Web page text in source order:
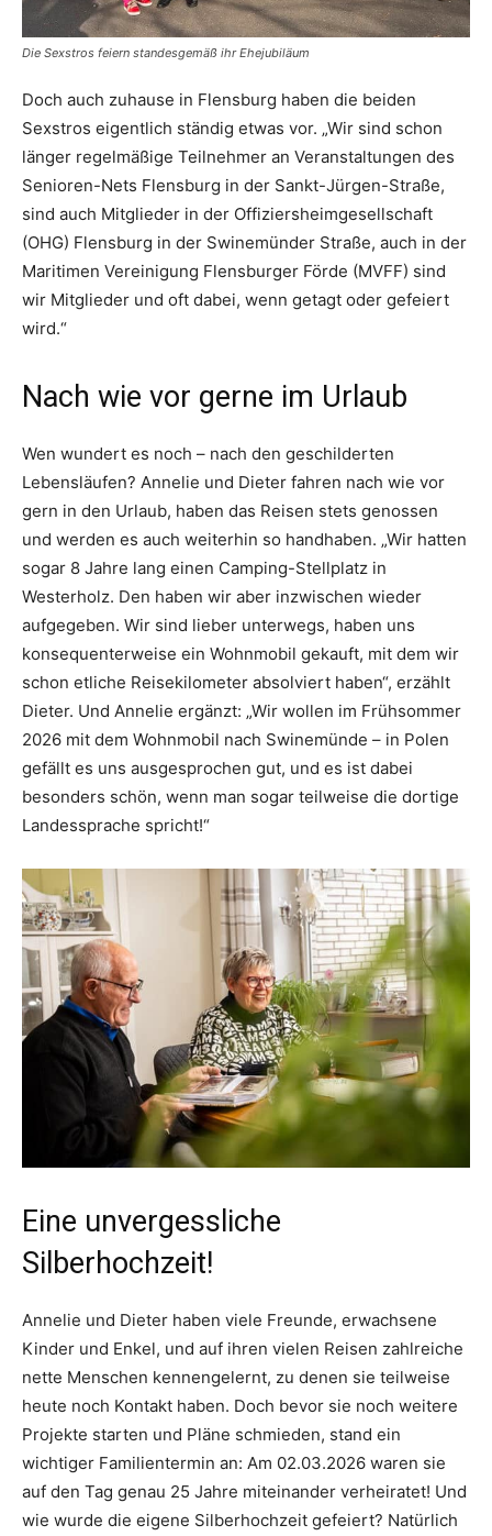
Die Sexstros feiern standesgemäß ihr Ehejubiläum
Doch auch zuhause in Flensburg haben die beiden
Sexstros eigentlich ständig etwas vor. „Wir sind schon
länger regelmäßige Teilnehmer an Veranstaltungen des
Senioren-Nets Flensburg in der Sankt-Jürgen-Straße,
sind auch Mitglieder in der Offiziersheimgesellschaft
(OHG) Flensburg in der Swinemünder Straße, auch in der
Maritimen Vereinigung Flensburger Förde (MVFF) sind
wir Mitglieder und oft dabei, wenn getagt oder gefeiert
wird.“
Nach wie vor gerne im Urlaub
Wen wundert es noch – nach den geschilderten
Lebensläufen? Annelie und Dieter fahren nach wie vor
gern in den Urlaub, haben das Reisen stets genossen
und werden es auch weiterhin so handhaben. „Wir hatten
sogar 8 Jahre lang einen Camping-Stellplatz in
Westerholz. Den haben wir aber inzwischen wieder
aufgegeben. Wir sind lieber unterwegs, haben uns
konsequenterweise ein Wohnmobil gekauft, mit dem wir
schon etliche Reisekilometer absolviert haben“, erzählt
Dieter. Und Annelie ergänzt: „Wir wollen im Frühsommer
2026 mit dem Wohnmobil nach Swinemünde – in Polen
gefällt es uns ausgesprochen gut, und es ist dabei
besonders schön, wenn man sogar teilweise die dortige
Landessprache spricht!“
Eine unvergessliche
Silberhochzeit!
Annelie und Dieter haben viele Freunde, erwachsene
Kinder und Enkel, und auf ihren vielen Reisen zahlreiche
nette Menschen kennengelernt, zu denen sie teilweise
heute noch Kontakt haben. Doch bevor sie noch weitere
Projekte starten und Pläne schmieden, stand ein
wichtiger Familientermin an: Am 02.03.2026 waren sie
auf den Tag genau 25 Jahre miteinander verheiratet! Und
wie wurde die eigene Silberhochzeit gefeiert? Natürlich